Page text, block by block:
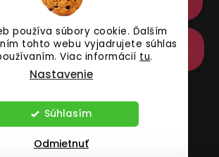
používa súbory cookie. Ďalším
tohto webu vyjadrujete súhlas
Viac informácií tu.
Nastavenie
Odmietnuť
Súhlasím
Apple's
Doplnkové
Príslušenstvo
Online
Reklamácia
Vytvoril Shoptet
iguru.sk. Všetky práva vyhradené.